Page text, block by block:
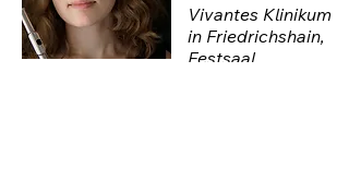
Vivantes Klinikum
in Friedrichshain,
Festsaal